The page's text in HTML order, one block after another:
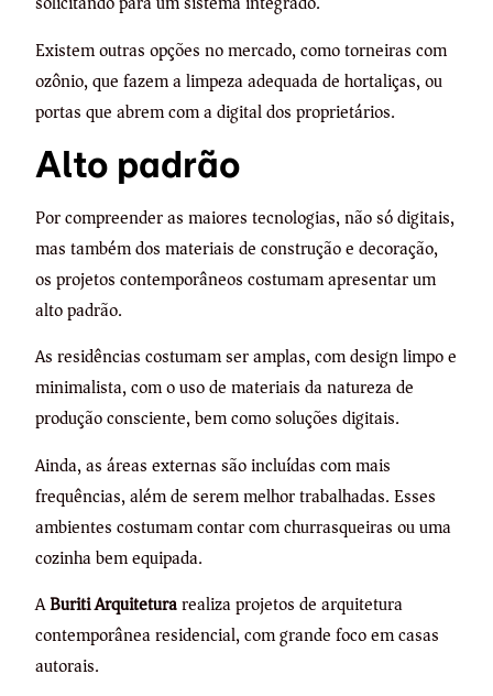
Existem outras opções no mercado, como torneiras com
ozônio, que fazem a limpeza adequada de hortaliças, ou
portas que abrem com a digital dos proprietários.
Alto padrão
Por compreender as maiores tecnologias, não só digitais,
mas também dos materiais de construção e decoração,
os projetos contemporâneos costumam apresentar um
alto padrão.
As residências costumam ser amplas, com design limpo e
minimalista, com o uso de materiais da natureza de
produção consciente, bem como soluções digitais.
Ainda, as áreas externas são incluídas com mais
frequências, além de serem melhor trabalhadas. Esses
ambientes costumam contar com churrasqueiras ou uma
cozinha bem equipada.
ABuriti Arquiteturarealiza projetos de arquitetura
contemporânea residencial, com grande foco em casas
autorais.